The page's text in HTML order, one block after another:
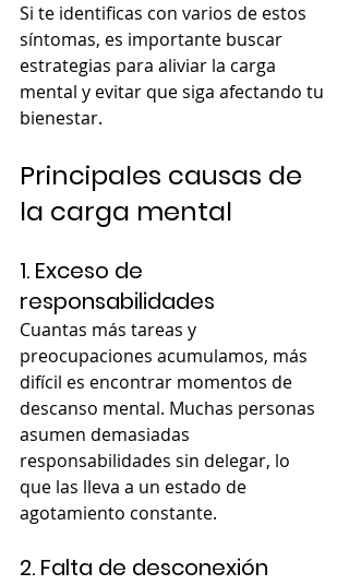
Si te identificas con varios de estos
síntomas, es importante buscar
estrategias para aliviar la carga
mental y evitar que siga afectando tu
bienestar.
Principales causas de
la carga mental
1. Exceso de
responsabilidades
Cuantas más tareas y
preocupaciones acumulamos, más
difícil es encontrar momentos de
descanso mental. Muchas personas
asumen demasiadas
responsabilidades sin delegar, lo
que las lleva a un estado de
agotamiento constante.
2. Falta de desconexión